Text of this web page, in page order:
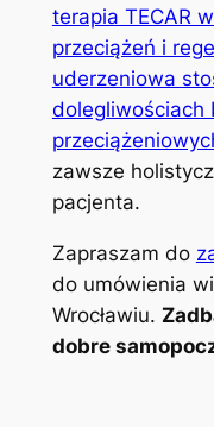
terapia TECAR
przeciążeń i
uderzeniowa
dolegliwościach
zawsze
pacjenta.
Zapraszam do
do umówienia
Wrocławiu.
dobre